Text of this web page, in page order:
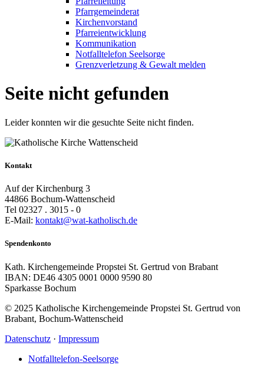
Pfarrgemeinderat
Kirchenvorstand
Pfarreientwicklung
Kommunikation
Notfalltelefon Seelsorge
Grenzverletzung & Gewalt melden
Seite nicht gefunden
Leider konnten wir die gesuchte Seite nicht finden.
Kontakt
Auf der Kirchenburg 3
44866 Bochum-Wattenscheid
Tel 02327 . 3015 - 0
E-Mail: kontakt@wat-katholisch.de
Spendenkonto
Kath. Kirchengemeinde Propstei St. Gertrud von Brabant
IBAN: DE46 4305 0001 0000 9590 80
Sparkasse Bochum
© 2025 Katholische Kirchengemeinde Propstei St. Gertrud von
Brabant, Bochum-Wattenscheid
Datenschutz · Impressum
Notfalltelefon-Seelsorge